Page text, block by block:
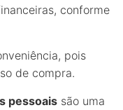
conforme
pois
de compra.
pessoais são uma